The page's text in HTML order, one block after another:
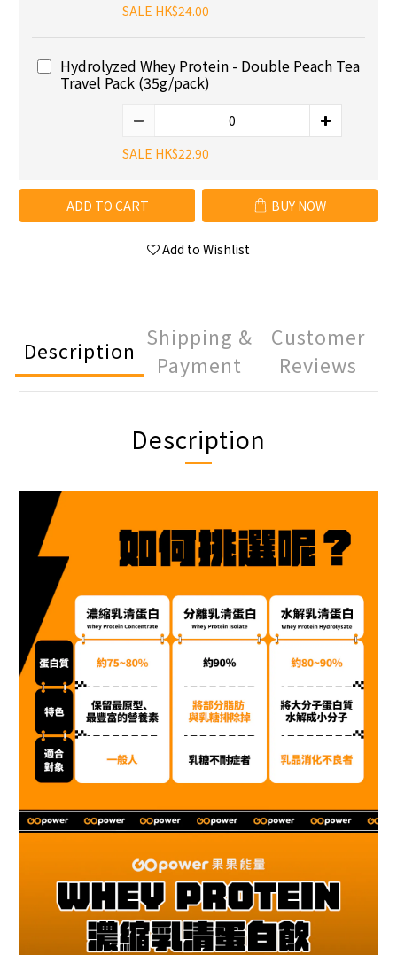
SALE HK$24.00
Hydrolyzed Whey Protein - Double Peach Tea
Travel Pack (35g/pack)
SALE HK$22.90
ADD TO CART BUY NOW
Add to Wishlist
Description
Shipping &
Payment
Customer
Reviews
Description